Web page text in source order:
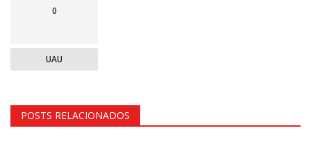
0
UAU
POSTS RELACIONADOS